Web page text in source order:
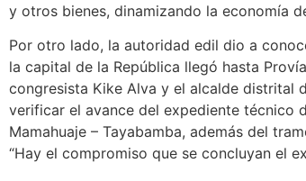
y otros bienes, dinamizando la economía
Por otro lado, la autoridad edil dio a
la capital de la República llegó hasta
congresista Kike Alva y el alcalde distrital
verificar el avance del expediente técnico
Mamahuaje – Tayabamba, además del
“Hay el compromiso que se concluyan el